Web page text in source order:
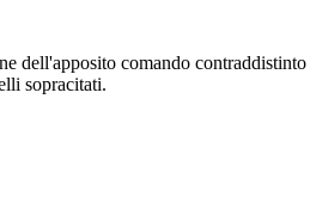
dell'apposito comando
sopracitati.